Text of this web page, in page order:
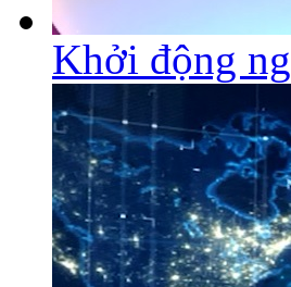
Khởi động